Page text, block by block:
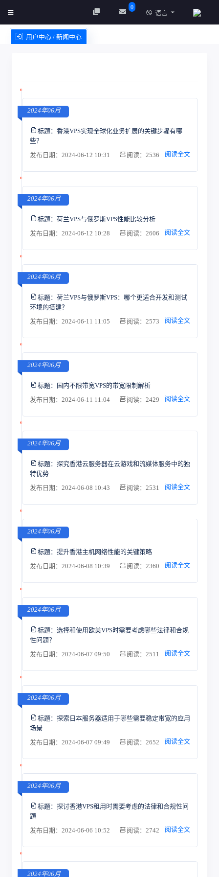
0
语言
用户中心 / 新闻中心
2024年06月
标题： 香港VPS实现全球化业务扩展的关键步骤有哪
些？
发布日期：2024-06-12 10:31
阅读：2536 阅读全文
2024年06月
标题： 荷兰VPS与俄罗斯VPS性能比较分析
发布日期：2024-06-12 10:28
阅读：2606 阅读全文
2024年06月
标题： 荷兰VPS与俄罗斯VPS：哪个更适合开发和测试
环境的搭建？
发布日期：2024-06-11 11:05
阅读：2573 阅读全文
2024年06月
标题： 国内不限带宽VPS的带宽限制解析
发布日期：2024-06-11 11:04
阅读：2429 阅读全文
2024年06月
标题： 探究香港云服务器在云游戏和流媒体服务中的独
特优势
发布日期：2024-06-08 10:43
阅读：2531 阅读全文
2024年06月
标题： 提升香港主机网络性能的关键策略
发布日期：2024-06-08 10:39
阅读：2360 阅读全文
2024年06月
标题： 选择和使用欧美VPS时需要考虑哪些法律和合规
性问题？
发布日期：2024-06-07 09:50
阅读：2511 阅读全文
2024年06月
标题： 探索日本服务器适用于哪些需要稳定带宽的应用
场景
发布日期：2024-06-07 09:49
阅读：2652 阅读全文
2024年06月
标题： 探讨香港VPS租用时需要考虑的法律和合规性问
题
发布日期：2024-06-06 10:52
阅读：2742 阅读全文
2024年06月